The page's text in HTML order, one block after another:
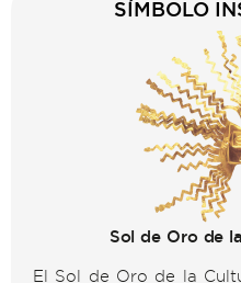
SÍMBOLO
Sol de Oro de
El Sol de Oro de la